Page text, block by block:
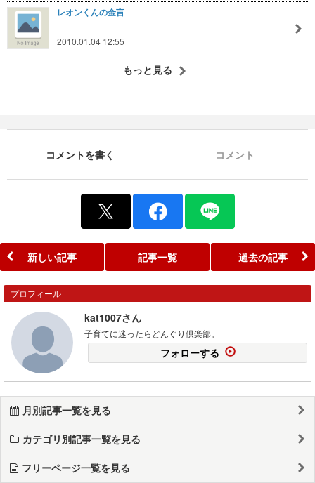
レオンくんの金言
2010.01.04 12:55
もっと見る
コメントを書く コメント
新しい記事 記事一覧 過去の記事
プロフィール
kat1007さん
子育てに迷ったらどんぐり倶楽部。
フォローする
月別記事一覧を見る
カテゴリ別記事一覧を見る
フリーページ一覧を見る